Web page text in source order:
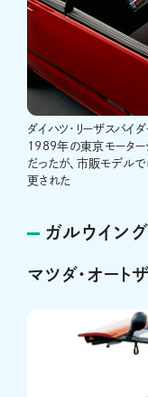
ダイハツ・リーザスパイ
1989年の東京モーター
だったが、市販モデル
更された
ガルウイン
マツダ・オート